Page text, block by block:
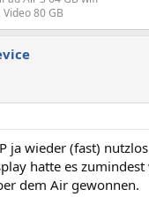
80 GB
ja wieder (fast)
hatte es
dem Air gewonnen.